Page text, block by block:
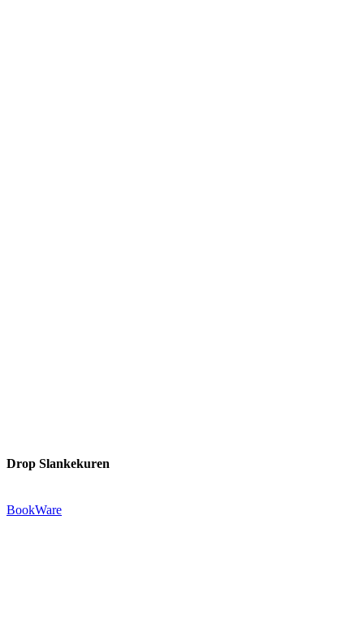
Drop Slankekuren
BookWare